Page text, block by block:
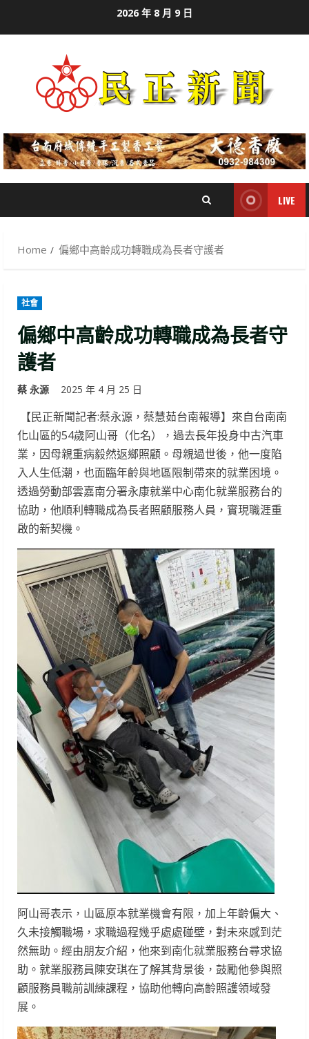
2026 年 8 月 9 日
LIVE
Home 偏鄉中高齡成功轉職成為長者守護者
社會
偏鄉中高齡成功轉職成為長者守
護者
蔡 永源 2025 年 4 月 25 日
【民正新聞記者:蔡永源，蔡慧茹台南報導】來自台南南
化山區的54歲阿山哥（化名），過去長年投身中古汽車
業，因母親重病毅然返鄉照顧。母親過世後，他一度陷
入人生低潮，也面臨年齡與地區限制帶來的就業困境。
透過勞動部雲嘉南分署永康就業中心南化就業服務台的
協助，他順利轉職成為長者照顧服務人員，實現職涯重
啟的新契機。
阿山哥表示，山區原本就業機會有限，加上年齡偏大、
久未接觸職場，求職過程幾乎處處碰壁，對未來感到茫
然無助。經由朋友介紹，他來到南化就業服務台尋求協
助。就業服務員陳安琪在了解其背景後，鼓勵他參與照
顧服務員職前訓練課程，協助他轉向高齡照護領域發
展。